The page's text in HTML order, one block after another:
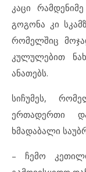
კაცი
გოგონა კი
რომელშიც
კულულებით
ანათებს.
სიჩუმეს,
ერთადერთი
ხმადაბალი
– ჩემო